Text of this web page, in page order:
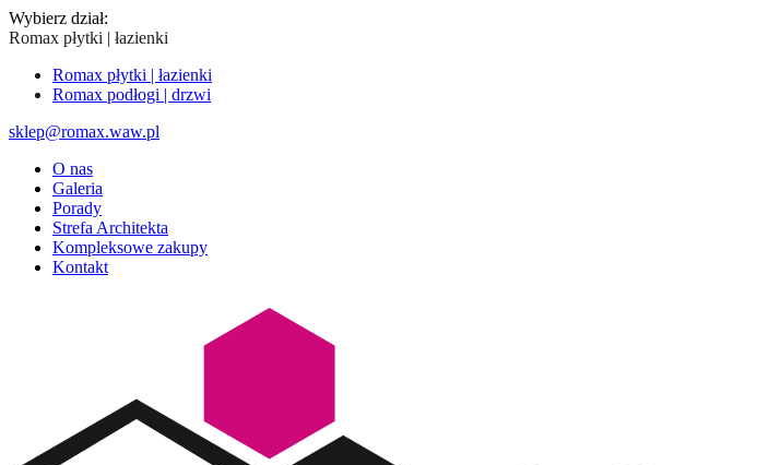
Wybierz dział:
Romax płytki | łazienki
Romax płytki | łazienki
Romax podłogi | drzwi
sklep@romax.waw.pl
O nas
Galeria
Porady
Strefa Architekta
Kompleksowe zakupy
Kontakt